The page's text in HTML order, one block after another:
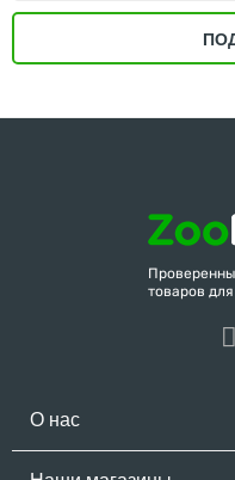
товаров
О нас